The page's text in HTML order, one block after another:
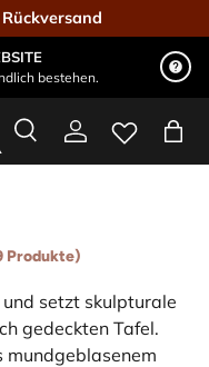
bestehen.
für Designmöbel
SucheEinloggen
Produkte)
setzt skulpturale
gedeckten Tafel.
mundgeblasenem